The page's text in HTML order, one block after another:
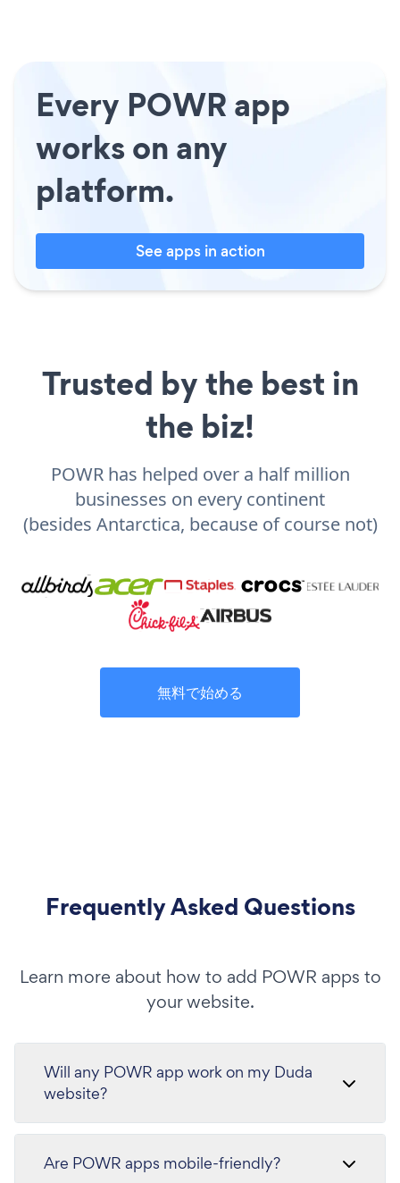
Every POWR app
works on any
platform.
See apps in action
Trusted by the best in
the biz!
POWR has helped over a half million
businesses on every continent
(besides Antarctica, because of course not)
無料で始める
Frequently Asked Questions
Learn more about how to add POWR apps to
your website.
Will any POWR app work on my Duda
website?
Are POWR apps mobile-friendly?